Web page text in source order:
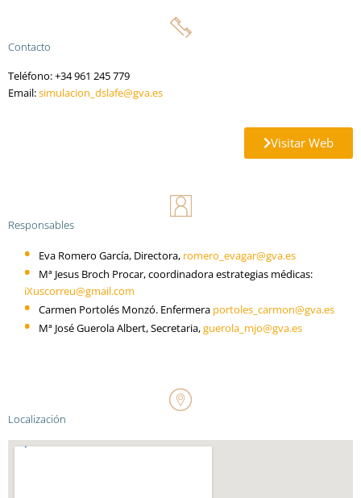
Contacto
Teléfono: +34 961 245 779
Email:simulacion_dslafe@gva.es
Visitar Web
Responsables
Eva Romero García, Directora, romero_evagar@gva.es
Mª Jesus Broch Procar, coordinadora estrategias médicas:
iXuscorreu@gmail.com
Carmen Portolés Monzó. Enfermera portoles_carmon@gva.es
Mª José Guerola Albert, Secretaria,guerola_mjo@gva.es
Localización